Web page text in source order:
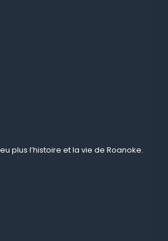
plus l’histoire et la vie de Roanoke.